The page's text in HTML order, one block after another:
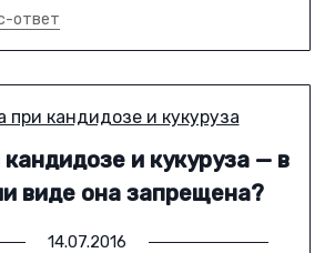
ответ
и кукуруза — в
виде она запрещена?
14.07.2016